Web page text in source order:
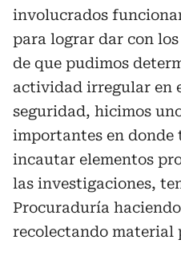
involucrados
para lograr dar con
de que pudimos
actividad irregular en
seguridad, hicimos
importantes en donde
incautar elementos
las investigaciones,
Procuraduría
recolectando material